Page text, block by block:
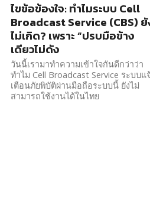
ไขข้อข้องใจ: ทำไมระบบ Cell
Broadcast Service (CBS)
ไม่เกิด? เพราะ “ปรบมือข้าง
เดียวไม่ดัง
วันนี้เรามาทำความเข้าใจกันดีกว่าว่า
ทำไม Cell Broadcast Service ระบบแ
เตือนภัยพิบัติผ่านมือถือระบบนี้ ยังไม่
สามารถใช้งานได้ในไทย